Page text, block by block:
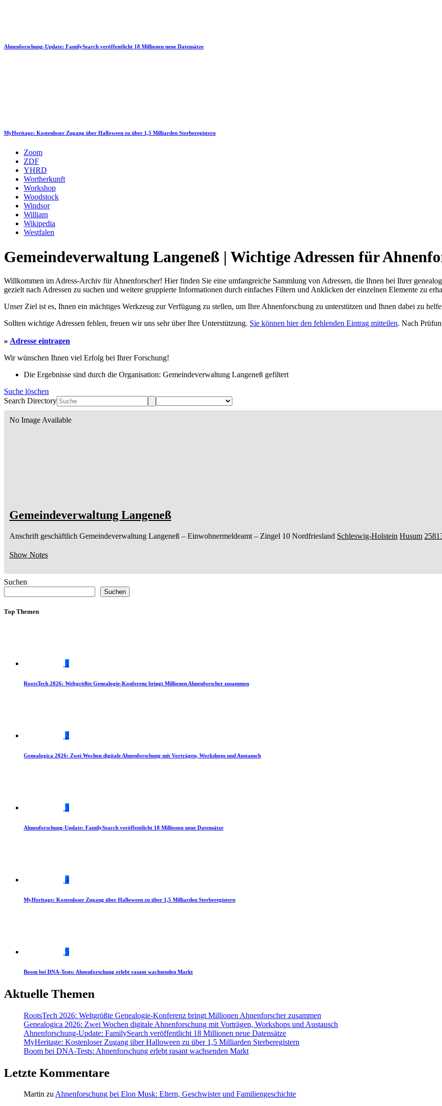
Ahnenforschung-Update: FamilySearch veröffentlicht 18 Millionen neue Datensätze
MyHeritage: Kostenloser Zugang über Halloween zu über 1,5 Milliarden Sterberegistern
Zoom
ZDF
YHRD
Wortherkunft
Workshop
Woodstock
Windsor
William
Wikipedia
Westfalen
Gemeindeverwaltung Langeneß | Wichtige Adressen für
Willkommen im Adress-Archiv für Ahnenforscher! Hier finden Sie eine umfangreiche Sammlung von Adressen, die Ihnen bei Ihrer
gezielt nach Adressen zu suchen und weitere gruppierte Informationen durch einfaches Filtern und Anklicken der einzelnen Elemente zu
Unser Ziel ist es, Ihnen ein mächtiges Werkzeug zur Verfügung zu stellen, um Ihre Ahnenforschung zu unterstützen und Ihnen dabei zu
Sollten wichtige Adressen fehlen, freuen wir uns sehr über Ihre Unterstützung. Sie können hier den fehlenden Eintrag mitteilen. Nach
» Adresse eintragen
Wir wünschen Ihnen viel Erfolg bei Ihrer Forschung!
Die Ergebnisse sind durch die Organisation: Gemeindeverwaltung Langeneß gefiltert
Suche löschen
Search Directory
No Image Available
Gemeindeverwaltung Langeneß
Anschrift geschäftlich Gemeindeverwaltung Langeneß – Einwohnermeldeamt – Zingel 10 Nordfriesland Schleswig-Holstein Husum
Show Notes
Suchen
Suchen
Top Themen
1
RootsTech 2026: Weltgrößte Genealogie-Konferenz bringt Millionen Ahnenforscher zusammen
2
Genealogica 2026: Zwei Wochen digitale Ahnenforschung mit Vorträgen, Workshops und Austausch
3
Ahnenforschung-Update: FamilySearch veröffentlicht 18 Millionen neue Datensätze
4
MyHeritage: Kostenloser Zugang über Halloween zu über 1,5 Milliarden Sterberegistern
5
Boom bei DNA-Tests: Ahnenforschung erlebt rasant wachsenden Markt
Aktuelle Themen
RootsTech 2026: Weltgrößte Genealogie-Konferenz bringt Millionen Ahnenforscher zusammen
Genealogica 2026: Zwei Wochen digitale Ahnenforschung mit Vorträgen, Workshops und Austausch
Ahnenforschung-Update: FamilySearch veröffentlicht 18 Millionen neue Datensätze
MyHeritage: Kostenloser Zugang über Halloween zu über 1,5 Milliarden Sterberegistern
Boom bei DNA-Tests: Ahnenforschung erlebt rasant wachsenden Markt
Letzte Kommentare
Martin zu Ahnenforschung bei Elon Musk: Eltern, Geschwister und Familiengeschichte